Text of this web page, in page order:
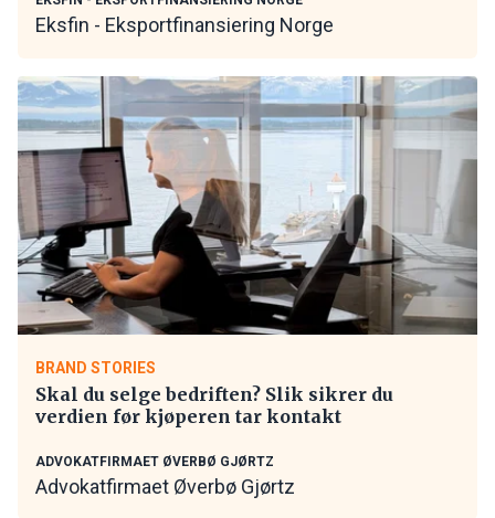
Eksfin - Eksportfinansiering Norge
BRAND STORIES
Skal du selge bedriften? Slik sikrer du
verdien før kjøperen tar kontakt
ADVOKATFIRMAET ØVERBØ GJØRTZ
Advokatfirmaet Øverbø Gjørtz